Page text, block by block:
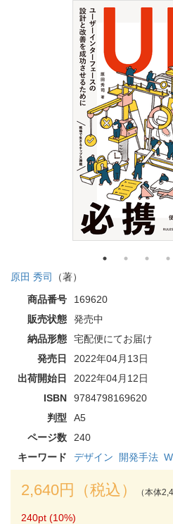
原田 秀司
（著）
商品番号
169620
販売状態
発売中
納品形態
宅配便にてお届け
発売日
2022年04月13日
出荷開始日
2022年04月12日
ISBN
9784798169620
判型
A5
ページ数
240
キーワード
デザイン 開発手法
2,640円（税込） （本体
240pt (10%)